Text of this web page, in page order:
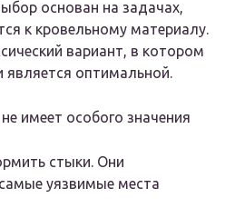
основан на задачах,
к кровельному материалу.
вариант, в котором
является оптимальной.
имеет особого значения
стыки. Они
уязвимые места